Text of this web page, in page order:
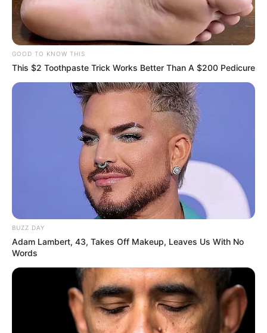
GOOD TO KNOW THIS
This $2 Toothpaste Trick Works Better Than A $200 Pedicure
BUZZ DAY
Adam Lambert, 43, Takes Off Makeup, Leaves Us With No
Words